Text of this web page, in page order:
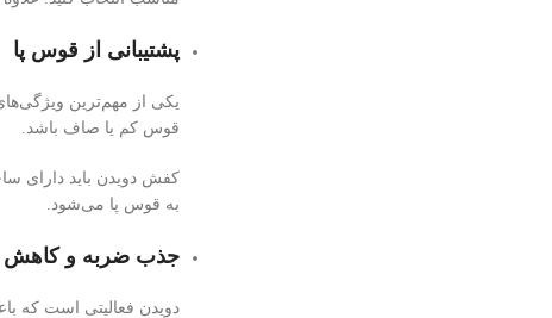
پشتیبانی از قوس پا
یکی از مهم‌ترین
قوس کم یا صاف باشد.
کفش دویدن باید دارای
به قوس پا می‌شود.
جذب ضربه و کاهش
دویدن فعالیتی است که